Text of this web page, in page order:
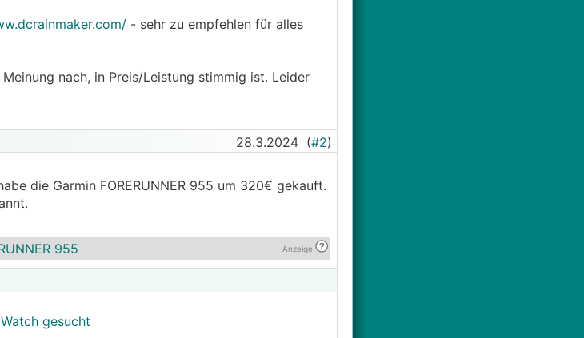
- sehr zu empfehlen für alles
nach, in Preis/Leistung stimmig ist. Leider
28.3.2024 (#2)
die Garmin FORERUNNER 955 um 320€ gekauft.
955 Anzeige
gesucht